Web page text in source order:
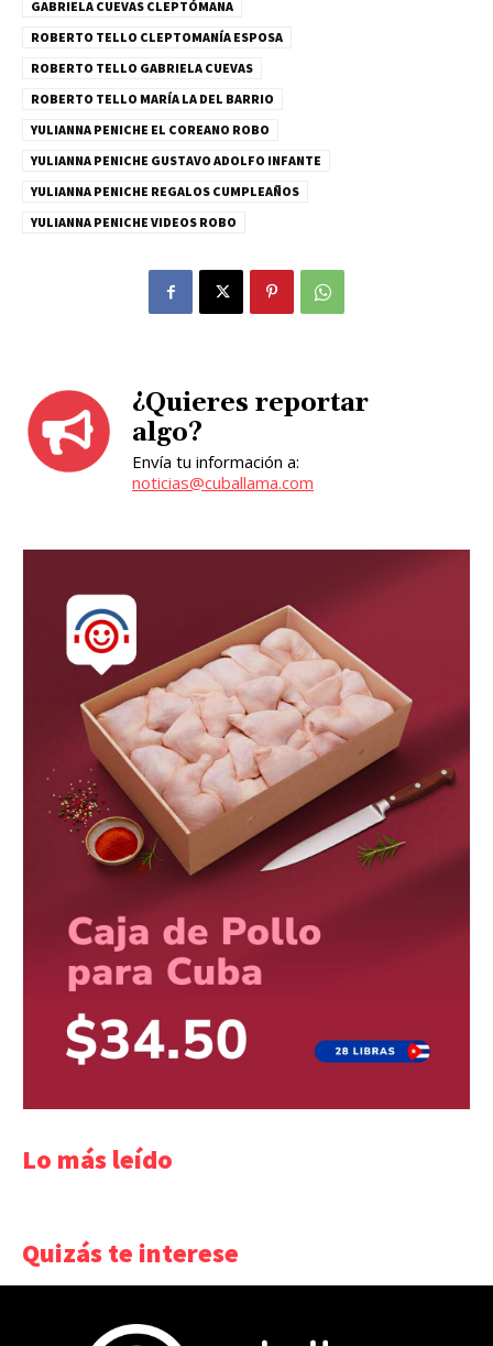
GABRIELA CUEVAS CLEPTÓMANA
ROBERTO TELLO CLEPTOMANÍA ESPOSA
ROBERTO TELLO GABRIELA CUEVAS
ROBERTO TELLO MARÍA LA DEL BARRIO
YULIANNA PENICHE EL COREANO ROBO
YULIANNA PENICHE GUSTAVO ADOLFO INFANTE
YULIANNA PENICHE REGALOS CUMPLEAÑOS
YULIANNA PENICHE VIDEOS ROBO
¿Quieres reportar
algo?
Envía tu información a:
noticias@cuballama.com
Lo más leído
Quizás te interese